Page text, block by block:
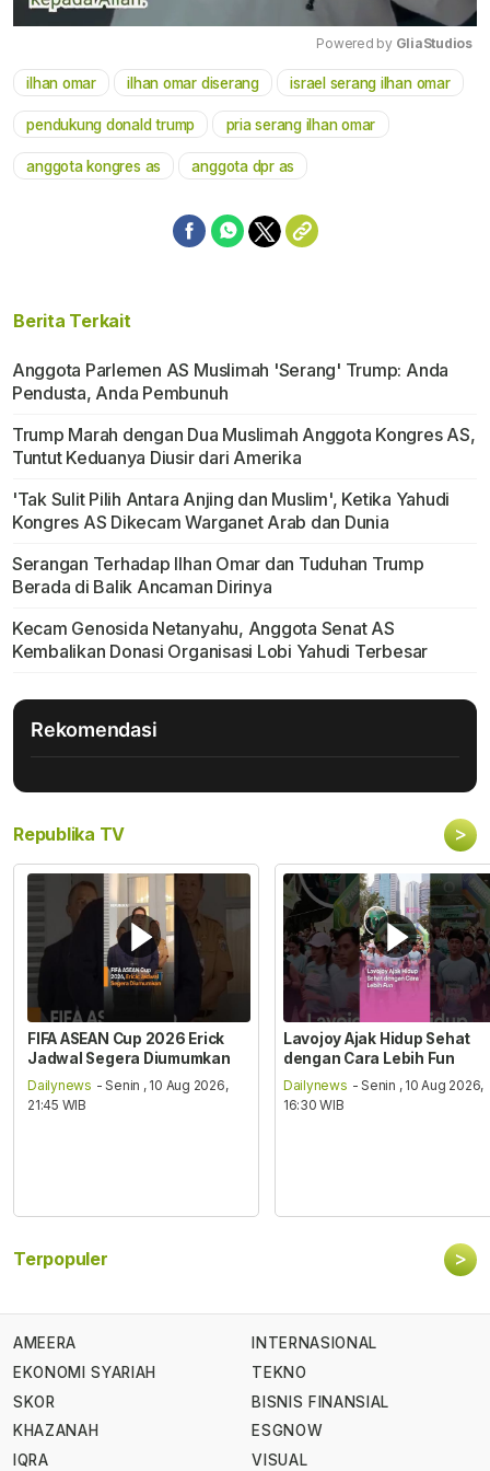
Mute
Powered by GliaStudios
ilhan omar ilhan omar diserang israel serang ilhan omar
pendukung donald trump pria serang ilhan omar
anggota kongres as anggota dpr as
Berita Terkait
Anggota Parlemen AS Muslimah 'Serang' Trump: Anda
Pendusta, Anda Pembunuh
Trump Marah dengan Dua Muslimah Anggota Kongres AS,
Tuntut Keduanya Diusir dari Amerika
'Tak Sulit Pilih Antara Anjing dan Muslim', Ketika Yahudi
Kongres AS Dikecam Warganet Arab dan Dunia
Serangan Terhadap Ilhan Omar dan Tuduhan Trump
Berada di Balik Ancaman Dirinya
Kecam Genosida Netanyahu, Anggota Senat AS
Kembalikan Donasi Organisasi Lobi Yahudi Terbesar
Rekomendasi
Republika TV >
FIFA ASEAN Cup 2026 Erick
Jadwal Segera Diumumkan
Dailynews - Senin , 10 Aug 2026,
21:45 WIB
Lavojoy Ajak Hidup Sehat
dengan Cara Lebih Fun
Dailynews - Senin , 10 Aug 2026,
16:30 WIB
Terpopuler >
AMEERA
EKONOMI SYARIAH
SKOR
KHAZANAH
IQRA
INTERNASIONAL
TEKNO
BISNIS FINANSIAL
ESGNOW
VISUAL